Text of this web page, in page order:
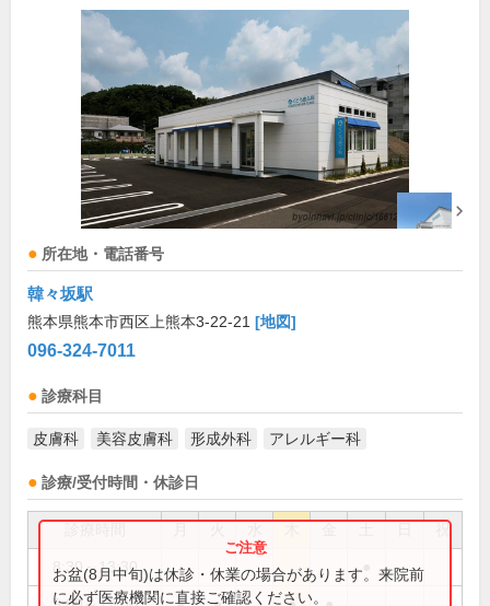
所在地・電話番号
韓々坂駅
熊本県熊本市西区上熊本3-22-21 [地図]
096-324-7011
診療科目
皮膚科 美容皮膚科 形成外科 アレルギー科
診療/受付時間・休診日
祝
8:30～13:30
お盆(8月中旬)は休診・休業の場合があります。来院前
に必ず医療機関に直接ご確認ください。